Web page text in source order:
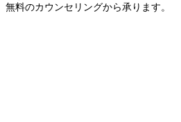
無料のカウンセリングから承ります。